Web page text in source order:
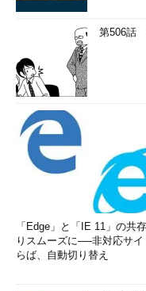
第506話
「Edge」と「IE 11」の共
りスムーズに──非対応サイ
らば、自動切り替え